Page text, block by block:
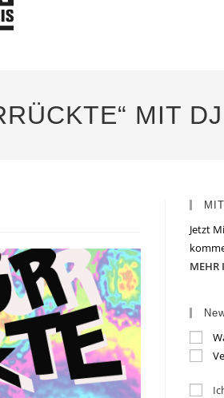
MIT
Jetzt
MEHR